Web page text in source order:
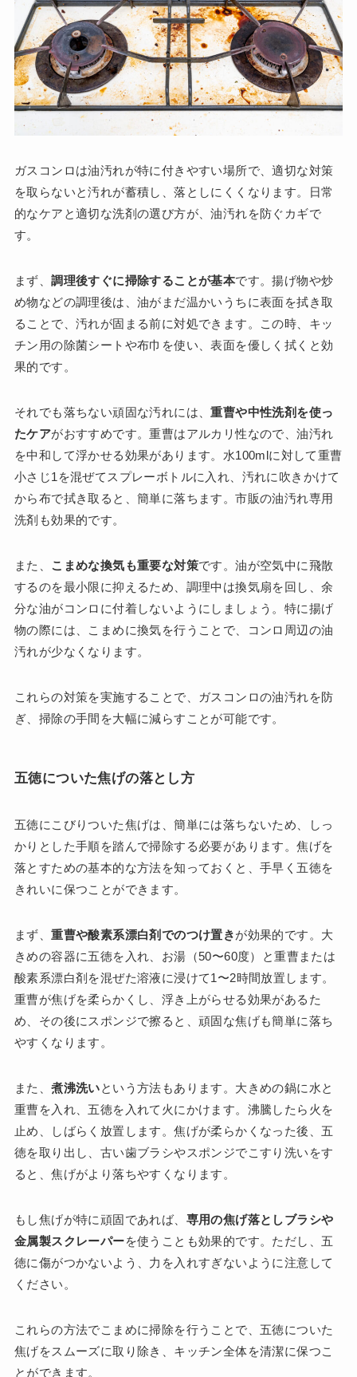
ガスコンロは油汚れが特に付きやすい場所で、適切な対策
を取らないと汚れが蓄積し、落としにくくなります。日常
的なケアと適切な洗剤の選び方が、油汚れを防ぐカギで
す。
まず、調理後すぐに掃除することが基本です。揚げ物や炒
め物などの調理後は、油がまだ温かいうちに表面を拭き取
ることで、汚れが固まる前に対処できます。この時、キッ
チン用の除菌シートや布巾を使い、表面を優しく拭くと効
果的です。
それでも落ちない頑固な汚れには、重曹や中性洗剤を使っ
たケアがおすすめです。重曹はアルカリ性なので、油汚れ
を中和して浮かせる効果があります。水100mlに対して重曹
小さじ1を混ぜてスプレーボトルに入れ、汚れに吹きかけて
から布で拭き取ると、簡単に落ちます。市販の油汚れ専用
洗剤も効果的です。
また、 こまめな換気も重要な対策です。油が空気中に飛散
するのを最小限に抑えるため、調理中は換気扇を回し、余
分な油がコンロに付着しないようにしましょう。特に揚げ
物の際には、こまめに換気を行うことで、コンロ周辺の油
汚れが少なくなります。
これらの対策を実施することで、ガスコンロの油汚れを防
ぎ、掃除の手間を大幅に減らすことが可能です。
五徳についた焦げの落とし方
五徳にこびりついた焦げは、簡単には落ちないため、しっ
かりとした手順を踏んで掃除する必要があります。焦げを
落とすための基本的な方法を知っておくと、手早く五徳を
きれいに保つことができます。
まず、重曹や酸素系漂白剤でのつけ置きが効果的です。大
きめの容器に五徳を入れ、お湯（50〜60度）と重曹または
酸素系漂白剤を混ぜた溶液に浸けて1〜2時間放置します。
重曹が焦げを柔らかくし、浮き上がらせる効果があるた
め、その後にスポンジで擦ると、頑固な焦げも簡単に落ち
やすくなります。
また、煮沸洗いという方法もあります。大きめの鍋に水と
重曹を入れ、五徳を入れて火にかけます。沸騰したら火を
止め、しばらく放置します。焦げが柔らかくなった後、五
徳を取り出し、古い歯ブラシやスポンジでこすり洗いをす
ると、焦げがより落ちやすくなります。
もし焦げが特に頑固であれば、 専用の焦げ落としブラシや
金属製スクレーパーを使うことも効果的です。ただし、五
徳に傷がつかないよう、力を入れすぎないように注意して
ください。
これらの方法でこまめに掃除を行うことで、五徳についた
焦げをスムーズに取り除き、キッチン全体を清潔に保つこ
とができます。